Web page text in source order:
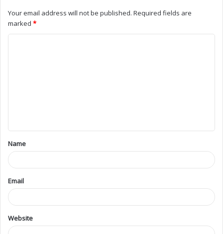
Your email address will not be published. Required fields are
marked *
Name
Email
Website